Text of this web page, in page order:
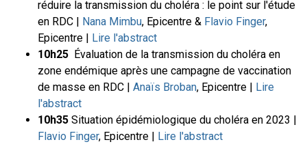
réduire la transmission du choléra : le point sur l'étude
en RDC | Nana Mimbu, Epicentre & Flavio Finger,
Epicentre | Lire l'abstract
10h25 Évaluation de la transmission du choléra en
zone endémique après une campagne de vaccination
de masse en RDC | Anaïs Broban, Epicentre | Lire
l'abstract
10h35 Situation épidémiologique du choléra en 2023 |
Flavio Finger, Epicentre | Lire l'abstract